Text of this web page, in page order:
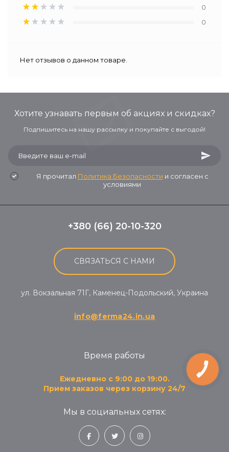
0
0
Нет отзывов о данном товаре.
Хотите узнавать первым об акциях и скидках?
Подпишитесь на нашу рассылку и покупайте с выгодой!
Я прочитал Политика Безопасности и согласен с
условиями
+380 (66) 20-10-320
СВЯЗАТЬСЯ С НАМИ
ул. Вокзальная 71Г, Каменец-Подольский, Украина
info@ferma24.in.ua
Время работы
Ежедневно с 9:00 до 19:00.
Прием заказов через корзину 24/7
Мы в социальных сетях:
КНОПКА
ЗВ'ЯЗКУ